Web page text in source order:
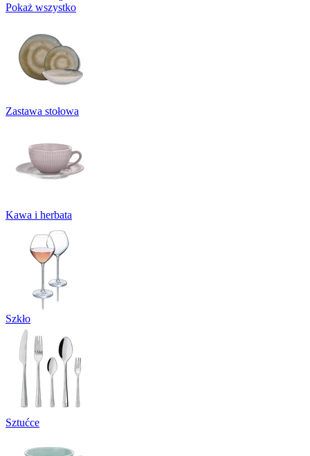
Pokaż wszystko
Zastawa stołowa
Kawa i herbata
Szkło
Sztućce